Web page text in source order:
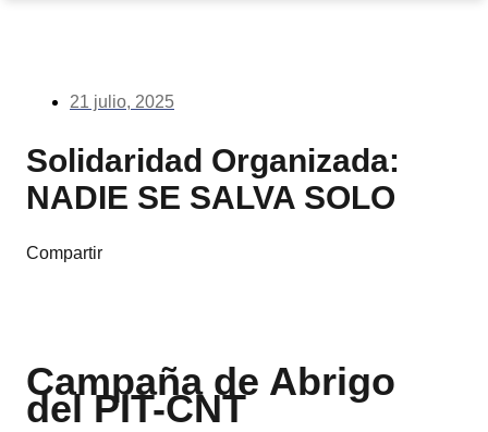
21 julio, 2025
Solidaridad Organizada:
NADIE SE SALVA SOLO
Compartir
Campaña de Abrigo
del PIT-CNT